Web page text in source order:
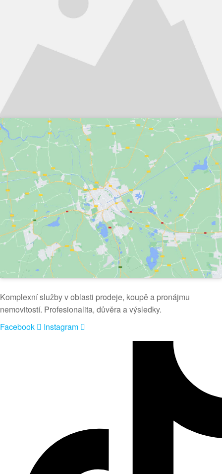
Komplexní služby v oblasti prodeje, koupě a pronájmu
nemovitostí. Profesionalita, důvěra a výsledky.
Facebook
Instagram